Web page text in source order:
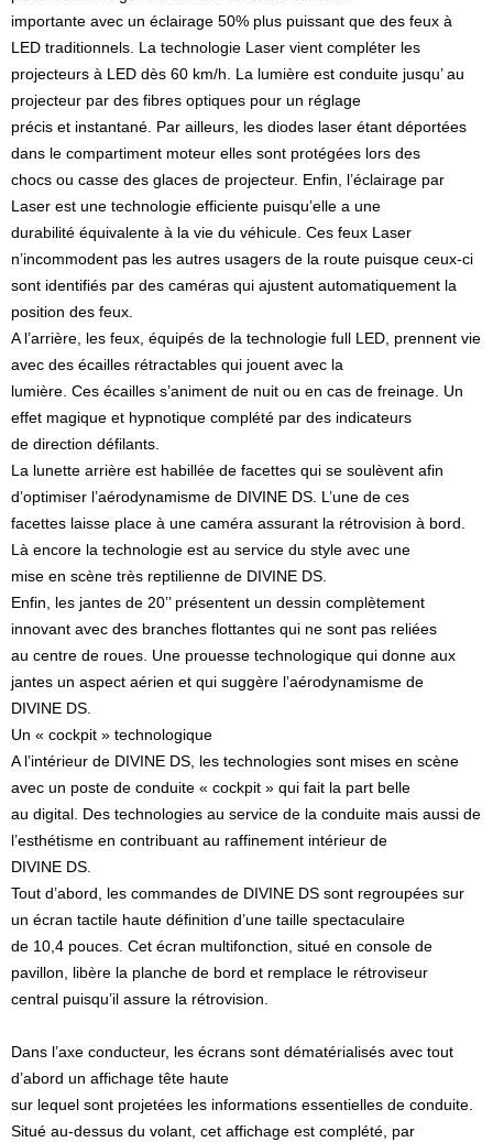
importante avec un éclairage 50% plus puissant que des feux à
LED traditionnels. La technologie Laser vient compléter les
projecteurs à LED dès 60 km/h. La lumière est conduite jusqu’ au
projecteur par des fibres optiques pour un réglage
précis et instantané. Par ailleurs, les diodes laser étant déportées
dans le compartiment moteur elles sont protégées lors des
chocs ou casse des glaces de projecteur. Enfin, l’éclairage par
Laser est une technologie efficiente puisqu’elle a une
durabilité équivalente à la vie du véhicule. Ces feux Laser
n’incommodent pas les autres usagers de la route puisque ceux-ci
sont identifiés par des caméras qui ajustent automatiquement la
position des feux.
A l’arrière, les feux, équipés de la technologie full LED, prennent vie
avec des écailles rétractables qui jouent avec la
lumière. Ces écailles s’animent de nuit ou en cas de freinage. Un
effet magique et hypnotique complété par des indicateurs
de direction défilants.
La lunette arrière est habillée de facettes qui se soulèvent afin
d’optimiser l’aérodynamisme de DIVINE DS. L’une de ces
facettes laisse place à une caméra assurant la rétrovision à bord.
Là encore la technologie est au service du style avec une
mise en scène très reptilienne de DIVINE DS.
Enfin, les jantes de 20’’ présentent un dessin complètement
innovant avec des branches flottantes qui ne sont pas reliées
au centre de roues. Une prouesse technologique qui donne aux
jantes un aspect aérien et qui suggère l’aérodynamisme de
DIVINE DS.
Un « cockpit » technologique
A l’intérieur de DIVINE DS, les technologies sont mises en scène
avec un poste de conduite « cockpit » qui fait la part belle
au digital. Des technologies au service de la conduite mais aussi de
l’esthétisme en contribuant au raffinement intérieur de
DIVINE DS.
Tout d’abord, les commandes de DIVINE DS sont regroupées sur
un écran tactile haute définition d’une taille spectaculaire
de 10,4 pouces. Cet écran multifonction, situé en console de
pavillon, libère la planche de bord et remplace le rétroviseur
central puisqu’il assure la rétrovision.
Dans l’axe conducteur, les écrans sont dématérialisés avec tout
d’abord un affichage tête haute
sur lequel sont projetées les informations essentielles de conduite.
Situé au-dessus du volant, cet affichage est complété, par